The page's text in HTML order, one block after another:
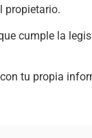
propietario.
cumple la
tu propia